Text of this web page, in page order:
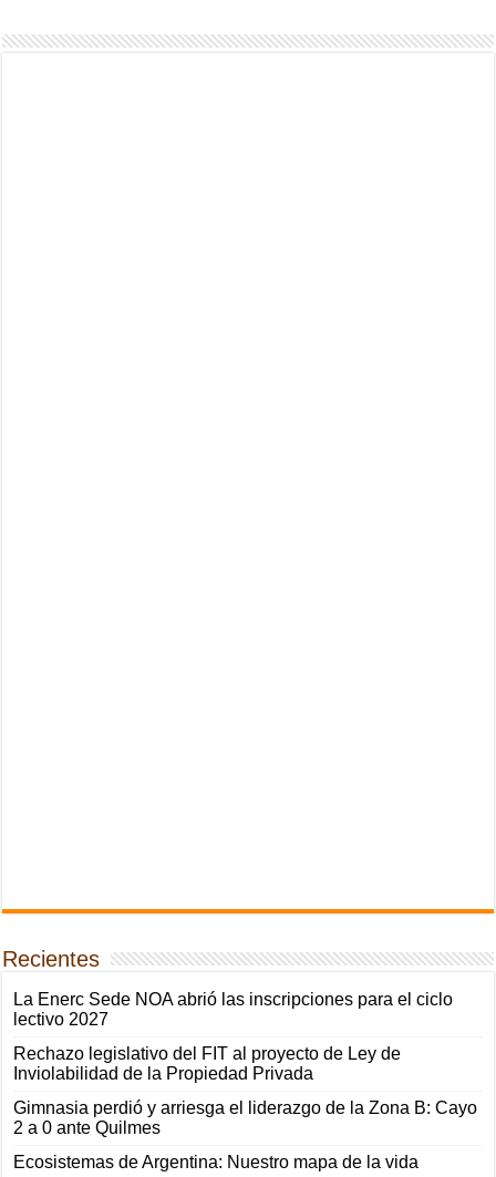
Recientes
La Enerc Sede NOA abrió las inscripciones para el ciclo
lectivo 2027
Rechazo legislativo del FIT al proyecto de Ley de
Inviolabilidad de la Propiedad Privada
Gimnasia perdió y arriesga el liderazgo de la Zona B: Cayo
2 a 0 ante Quilmes
Ecosistemas de Argentina: Nuestro mapa de la vida